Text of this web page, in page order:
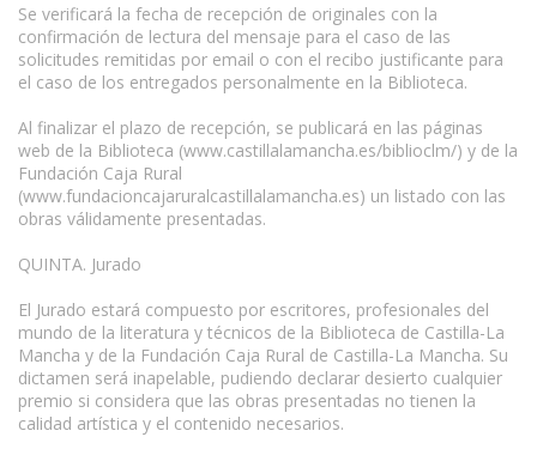
Se verificará la fecha de recepción de originales con la
confirmación de lectura del mensaje para el caso de las
solicitudes remitidas por email o con el recibo justificante para
el caso de los entregados personalmente en la Biblioteca.
Al finalizar el plazo de recepción, se publicará en las páginas
web de la Biblioteca (www.castillalamancha.es/biblioclm/) y de la
Fundación Caja Rural
(www.fundacioncajaruralcastillalamancha.es) un listado con las
obras válidamente presentadas.
QUINTA. Jurado
El Jurado estará compuesto por escritores, profesionales del
mundo de la literatura y técnicos de la Biblioteca de Castilla-La
Mancha y de la Fundación Caja Rural de Castilla-La Mancha. Su
dictamen será inapelable, pudiendo declarar desierto cualquier
premio si considera que las obras presentadas no tienen la
calidad artística y el contenido necesarios.